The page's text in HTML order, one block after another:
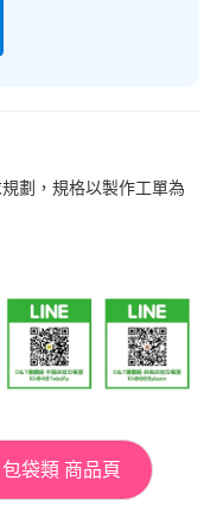
劃，規格以製作工單為
袋類 商品頁